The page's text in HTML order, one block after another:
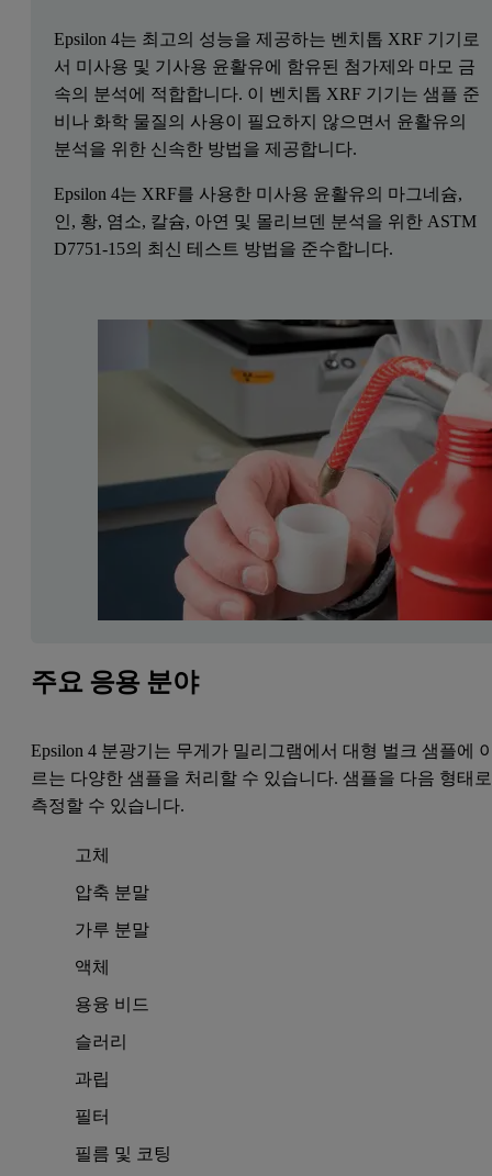
Epsilon 4는 최고의 성능을 제공하는 벤치톱 XRF 기기로
서 미사용 및 기사용 윤활유에 함유된 첨가제와 마모 금
속의 분석에 적합합니다. 이 벤치톱 XRF 기기는 샘플 준
비나 화학 물질의 사용이 필요하지 않으면서 윤활유의
분석을 위한 신속한 방법을 제공합니다.
Epsilon 4는 XRF를 사용한 미사용 윤활유의 마그네슘,
인, 황, 염소, 칼슘, 아연 및 몰리브덴 분석을 위한 ASTM
D7751-15의 최신 테스트 방법을 준수합니다.
주요 응용 분야
Epsilon 4 분광기는 무게가 밀리그램에서 대형 벌크 샘플에
르는 다양한 샘플을 처리할 수 있습니다. 샘플을 다음 형태로
측정할 수 있습니다.
고체
압축 분말
가루 분말
액체
용융 비드
슬러리
과립
필터
필름 및 코팅